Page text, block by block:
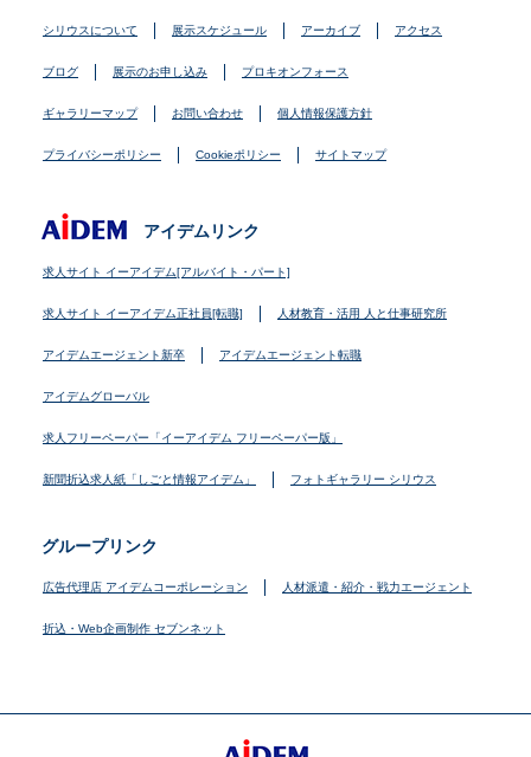
シリウスについて 展示スケジュール アーカイブ アクセス
ブログ 展示のお申し込み プロキオンフォース
ギャラリーマップ お問い合わせ 個人情報保護方針
プライバシーポリシー Cookieポリシー サイトマップ
アイデムリンク
求人サイト イーアイデム[アルバイト・パート]
求人サイト イーアイデム正社員[転職] 人材教育・活用 人と仕事研究所
アイデムエージェント新卒 アイデムエージェント転職
アイデムグローバル
求人フリーペーパー「イーアイデム フリーペーパー版」
新聞折込求人紙「しごと情報アイデム」 フォトギャラリー シリウス
グループリンク
広告代理店 アイデムコーポレーション 人材派遣・紹介・戦力エージェント
折込・Web企画制作 セブンネット